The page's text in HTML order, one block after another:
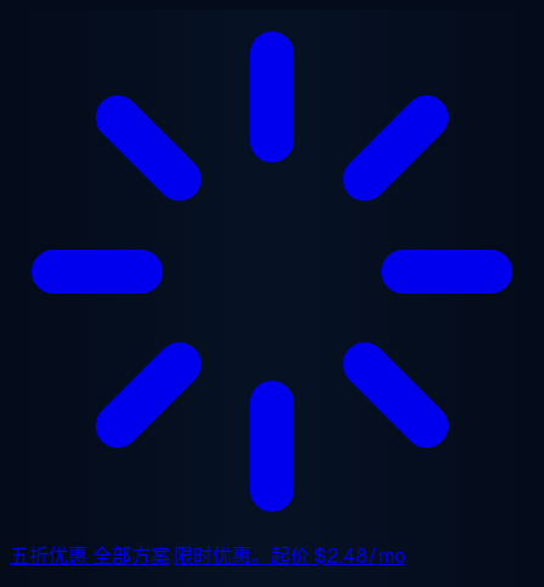
五折优惠 全部方案,限时优惠。起价$2.48/mo